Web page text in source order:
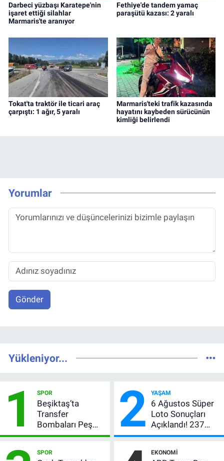
Darbeci yüzbaşı Karatepe'nin
işaret ettiği silahlar
Marmaris'te aranıyor
Fethiye'de tandem yamaç
paraşütü kazası: 2 yaralı
Tokat'ta traktör ile ticari araç
çarpıştı: 1 ağır, 5 yaralı
Marmaris'teki trafik kazasında
hayatını kaybeden sürücünün
kimliği belirlendi
Yorumlar
Gönder
Yükleniyor...
1 SPOR
Beşiktaş’ta
Transfer
Bombaları Peş
Peşe! Adalı
Açıkladı, 5 Yıldız
2 YAŞAM
6 Ağustos Süper
Loto Sonuçları
Açıklandı! 237
Milyon TL’lik
SPOR EKONOMI